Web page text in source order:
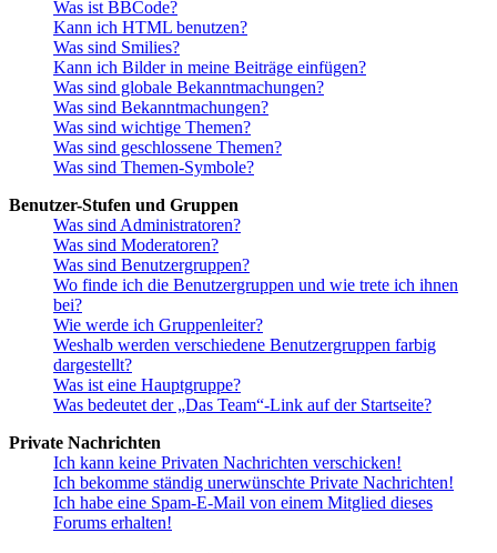
Was ist BBCode?
Kann ich HTML benutzen?
Was sind Smilies?
Kann ich Bilder in meine Beiträge einfügen?
Was sind globale Bekanntmachungen?
Was sind Bekanntmachungen?
Was sind wichtige Themen?
Was sind geschlossene Themen?
Was sind Themen-Symbole?
Benutzer-Stufen und Gruppen
Was sind Administratoren?
Was sind Moderatoren?
Was sind Benutzergruppen?
Wo finde ich die Benutzergruppen und wie trete ich ihnen
bei?
Wie werde ich Gruppenleiter?
Weshalb werden verschiedene Benutzergruppen farbig
dargestellt?
Was ist eine Hauptgruppe?
Was bedeutet der „Das Team“-Link auf der Startseite?
Private Nachrichten
Ich kann keine Privaten Nachrichten verschicken!
Ich bekomme ständig unerwünschte Private Nachrichten!
Ich habe eine Spam-E-Mail von einem Mitglied dieses
Forums erhalten!